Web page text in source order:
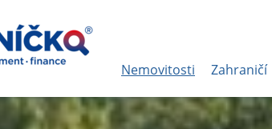
Nemovitosti Zahraničí